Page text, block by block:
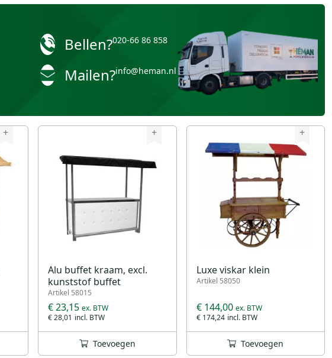
Bellen?020-66 86 858
Mailen?info@heman.nl
+ +
Alu buffet kraam, excl.
kunststof buffet
Artikel 58015
€ 28,01
€ 23,15
Toevoegen
+
Luxe viskar klein
Artikel 58050
€ 174,24
€ 144,00
Toevoegen